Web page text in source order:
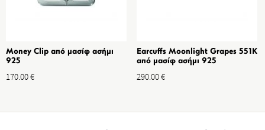
Money Clip από μασίφ ασήμι
925
170.00€
Earcuffs Moonlight Grapes 551K
από μασίφ ασήμι 925
290.00€